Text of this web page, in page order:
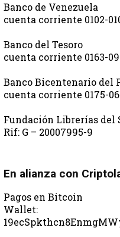
Banco de Venezuela
cuenta corriente 0102-
Banco del Tesoro
cuenta corriente 0163-
Banco Bicentenario del
cuenta corriente 0175-
Fundación Librerías del
Rif: G – 20007995-9
En alianza con
Pagos en Bitcoin
Wallet: